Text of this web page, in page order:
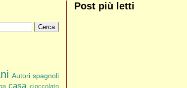
Autori spagnoli
casa cioccolato
Post più letti